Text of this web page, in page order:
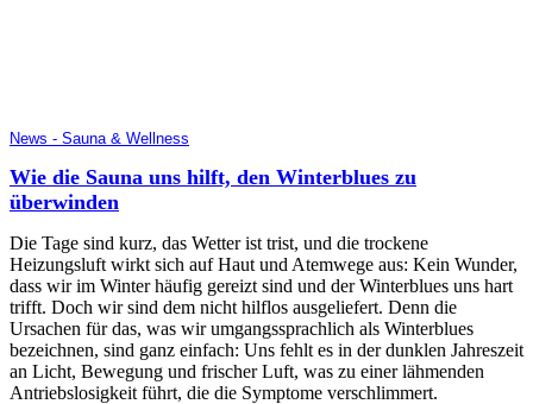
News - Sauna & Wellness
Wie die Sauna uns hilft, den Winterblues zu
überwinden
Die Tage sind kurz, das Wetter ist trist, und die trockene
Heizungsluft wirkt sich auf Haut und Atemwege aus: Kein Wunder,
dass wir im Winter häufig gereizt sind und der Winterblues uns hart
trifft. Doch wir sind dem nicht hilflos ausgeliefert. Denn die
Ursachen für das, was wir umgangssprachlich als Winterblues
bezeichnen, sind ganz einfach: Uns fehlt es in der dunklen Jahreszeit
an Licht, Bewegung und frischer Luft, was zu einer lähmenden
Antriebslosigkeit führt, die die Symptome verschlimmert.